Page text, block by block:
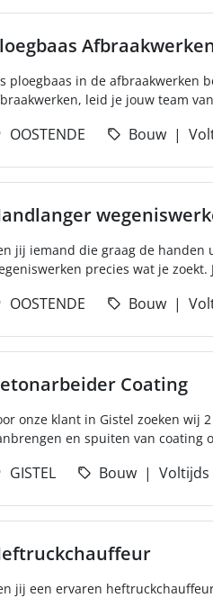
ploegbaas in de afbraakwerken
leid je jouw team
OOSTENDE Bouw
jij iemand die graag de handen
precies wat je zoekt.
OOSTENDE Bouw
Coating
onze klant in Gistel zoeken wij
en spuiten van coating
GISTEL Bouw Voltijds
jij een ervaren